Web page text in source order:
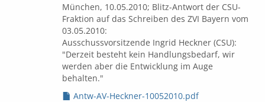
München, 10.05.2010; Blitz-Antwort der CSU-
Fraktion auf das Schreiben des ZVI Bayern vom
03.05.2010:
Ausschussvorsitzende Ingrid Heckner (CSU):
"Derzeit besteht kein Handlungsbedarf, wir
werden aber die Entwicklung im Auge
behalten."
Antw-AV-Heckner-10052010.pdf